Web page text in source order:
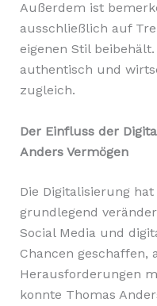
Außerdem ist
ausschließlich auf
eigenen Stil
authentisch und
zugleich.
Der Einfluss der
Anders Vermögen
Die Digitalisierung
grundlegend
Social Media und
Chancen geschaffen,
Herausforderungen
konnte Thomas